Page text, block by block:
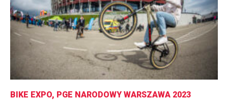
BIKE EXPO, PGE NARODOWY WARSZAWA 2023